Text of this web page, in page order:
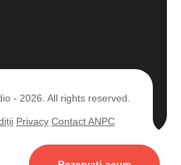
- 2026. All rights reserved.
Privacy Contact ANPC